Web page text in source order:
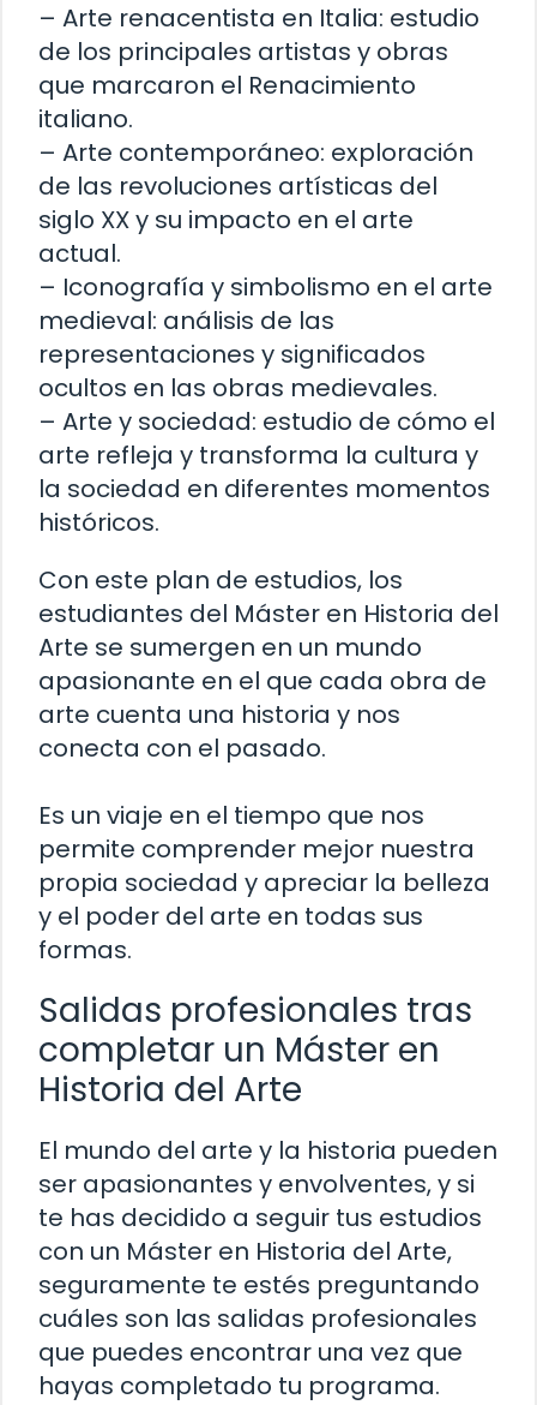
– Arte renacentista en Italia: estudio
de los principales artistas y obras
que marcaron el Renacimiento
italiano.
– Arte contemporáneo: exploración
de las revoluciones artísticas del
siglo XX y su impacto en el arte
actual.
– Iconografía y simbolismo en el arte
medieval: análisis de las
representaciones y significados
ocultos en las obras medievales.
– Arte y sociedad: estudio de cómo el
arte refleja y transforma la cultura y
la sociedad en diferentes momentos
históricos.
Con este plan de estudios, los
estudiantes del Máster en Historia del
Arte se sumergen en un mundo
apasionante en el que cada obra de
arte cuenta una historia y nos
conecta con el pasado.
Es un viaje en el tiempo que nos
permite comprender mejor nuestra
propia sociedad y apreciar la belleza
y el poder del arte en todas sus
formas.
Salidas profesionales tras
completar un Máster en
Historia del Arte
El mundo del arte y la historia pueden
ser apasionantes y envolventes, y si
te has decidido a seguir tus estudios
con un Máster en Historia del Arte,
seguramente te estés preguntando
cuáles son las salidas profesionales
que puedes encontrar una vez que
hayas completado tu programa.